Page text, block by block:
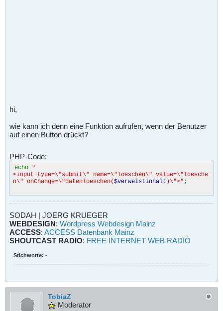
hi,
wie kann ich denn eine Funktion aufrufen, wenn der Benutzer
auf einen Button drückt?
PHP-Code:
echo "
<input type=\"submit\" name=\"loeschen\" value=\"loesche
n\" onChange=\"datenloeschen($verweistinhalt )\">" ;
SODAH | JOERG KRUEGER
WEBDESIGN: Wordpress Webdesign Mainz
ACCESS: ACCESS Datenbank Mainz
SHOUTCAST RADIO: FREE INTERNET WEB RADIO
Stichworte: -
TobiaZ
Moderator